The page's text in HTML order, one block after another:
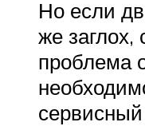
Но если
же заглох,
проблема